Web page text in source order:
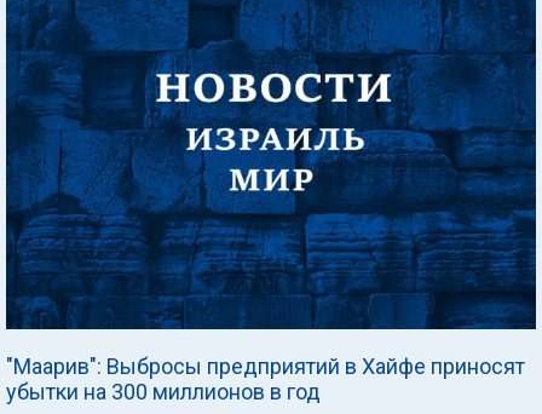
"Маарив": Выбросы предприятий в Хайфе приносят
убытки на 300 миллионов в год